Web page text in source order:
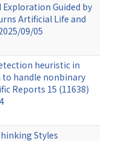
Guided by
Artificial Life and
09/05
heuristic in
to handle nonbinary
Reports 15 (11638)
Styles